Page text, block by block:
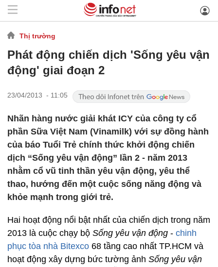
Thị trường
Phát động chiến dịch 'Sống yêu vận
động' giai đoạn 2
23/04/2013 - 11:05
Nhãn hàng nước giải khát ICY của công ty cổ
phần Sữa Việt Nam (Vinamilk) với sự đồng hành
của báo Tuổi Trẻ chính thức khởi động chiến
dịch “Sống yêu vận động” lần 2 - năm 2013
nhằm cổ vũ tinh thần yêu vận động, yêu thể
thao, hướng đến một cuộc sống năng động và
khỏe mạnh trong giới trẻ.
Hai hoạt động nổi bật nhất của chiến dịch trong năm
2013 là cuộc chạy bộ Sống yêu vận động - chinh
phục tòa nhà Bitexco 68 tầng cao nhất TP.HCM và
hoạt động xây dựng bức tường ảnh Sống yêu vận